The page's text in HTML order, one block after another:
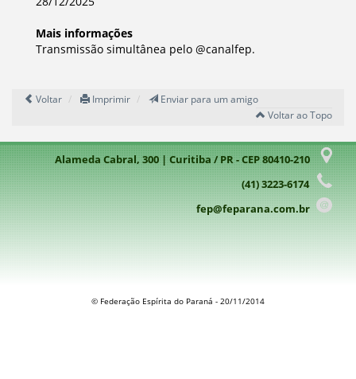
Mais informações
Transmissão simultânea pelo @canalfep.
Voltar Imprimir
Enviar para um amigo
Voltar ao Topo
Alameda Cabral, 300 | Curitiba / PR - CEP 80410-210
(41) 3223-6174
fep@feparana.com.br
© Federação Espírita do Paraná - 20/11/2014